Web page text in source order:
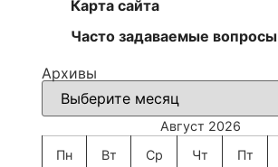
Карта сайта
Часто задаваемые вопросы
Архивы
Август 2026
Пн
Вт Ср Чт Пт